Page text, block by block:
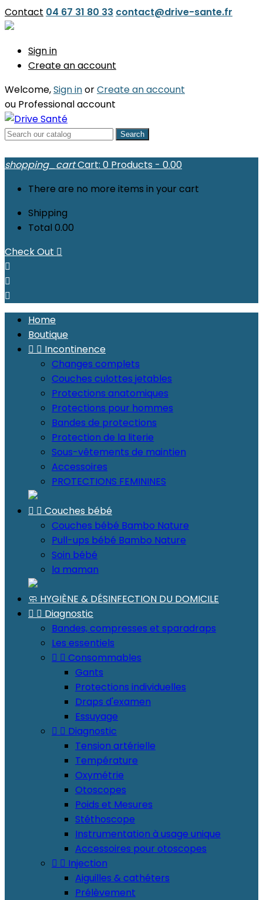
Contact 04 67 31 80 33 contact@drive-sante.fr
Sign in
Create an account
Welcome,Sign inorCreate an account
ou Professional account
Search
shopping_cartCart: 0 Products - 0.00
There are no more items in your cart
Shipping
Total 0.00
Check Out 



Home
Boutique
  Incontinence
Changes complets
Couches culottes jetables
Protections anatomiques
Protections pour hommes
Bandes de protections
Protection de la literie
Sous-vêtements de maintien
Accessoires
PROTECTIONS FEMININES
  Couches bébé
Couches bébé Bambo Nature
Pull-ups bébé Bambo Nature
Soin bébé
la maman
🧼 HYGIÈNE & DÉSINFECTION DU DOMICILE
  Diagnostic
Bandes, compresses et sparadraps
Les essentiels
  Consommables
Gants
Protections individuelles
Draps d'examen
Essuyage
  Diagnostic
Tension artérielle
Température
Oxymétrie
Otoscopes
Poids et Mesures
Stéthoscope
Instrumentation à usage unique
Accessoires pour otoscopes
  Injection
Aiguilles & cathéters
Prélèvement